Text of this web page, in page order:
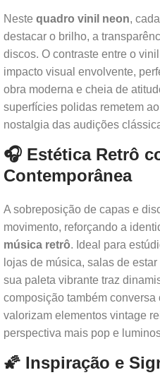
Neste quadro vinil neon,
destacar o brilho, a
discos. O contraste entre o
impacto visual envolvente,
obra moderna e cheia de
superfícies polidas remetem
nostalgia das audições
🎧 Estética Retrô
Contemporânea
A sobreposição de capas e
movimento, reforçando a
música retrô. Ideal para
lojas de música, salas de
sua paleta vibrante traz
composição também
valorizam elementos vintage
perspectiva mais pop e
🌠 Inspiração e